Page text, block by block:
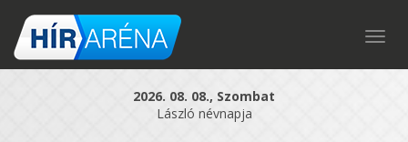
2026. 08. 08., Szombat
László névnapja